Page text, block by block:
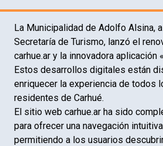
La Municipalidad de Adolfo Alsina,
Secretaría de Turismo, lanzó el
carhue.ar y la innovadora aplicación
Estos desarrollos digitales están
enriquecer la experiencia de todos
residentes de Carhué.
El sitio web carhue.ar ha sido
para ofrecer una navegación
permitiendo a los usuarios